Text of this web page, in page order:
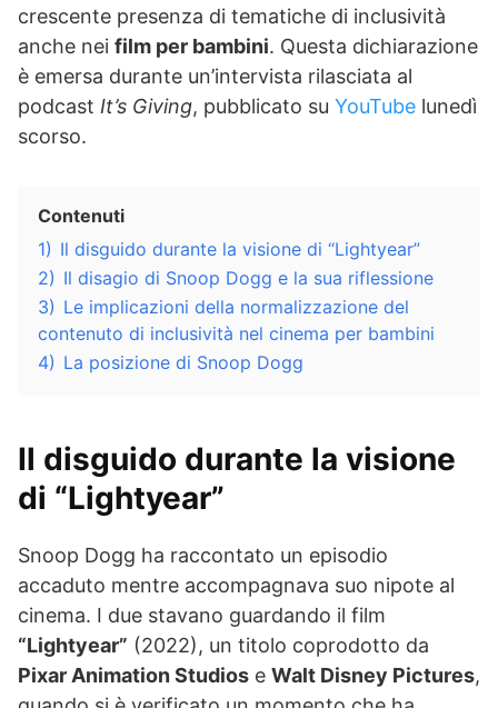
crescente presenza di tematiche di inclusività
anche nei film per bambini. Questa dichiarazione
è emersa durante un’intervista rilasciata al
podcast It’s Giving, pubblicato su YouTube lunedì
scorso.
Contenuti
1) Il disguido durante la visione di “Lightyear”
2) Il disagio di Snoop Dogg e la sua riflessione
3) Le implicazioni della normalizzazione del
contenuto di inclusività nel cinema per bambini
4) La posizione di Snoop Dogg
Il disguido durante la visione
di “Lightyear”
Snoop Dogg ha raccontato un episodio
accaduto mentre accompagnava suo nipote al
cinema. I due stavano guardando il film
“Lightyear” (2022), un titolo coprodotto da
Pixar Animation Studios e Walt Disney Pictures,